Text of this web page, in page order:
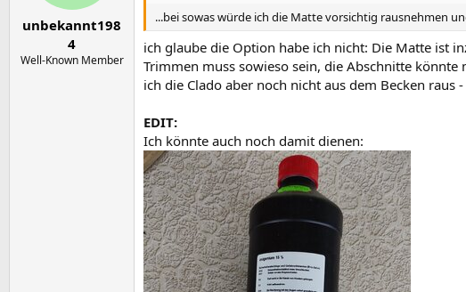
:
unbekannt198
4
Well-Known Member
...bei sowas würde ich die Matte vorsichtig rausnehmen
ich glaube die Option habe ich nicht: Die Matte ist
Trimmen muss sowieso sein, die Abschnitte
ich die Clado aber noch nicht aus dem Becken
EDIT:
Ich könnte auch noch damit dienen: